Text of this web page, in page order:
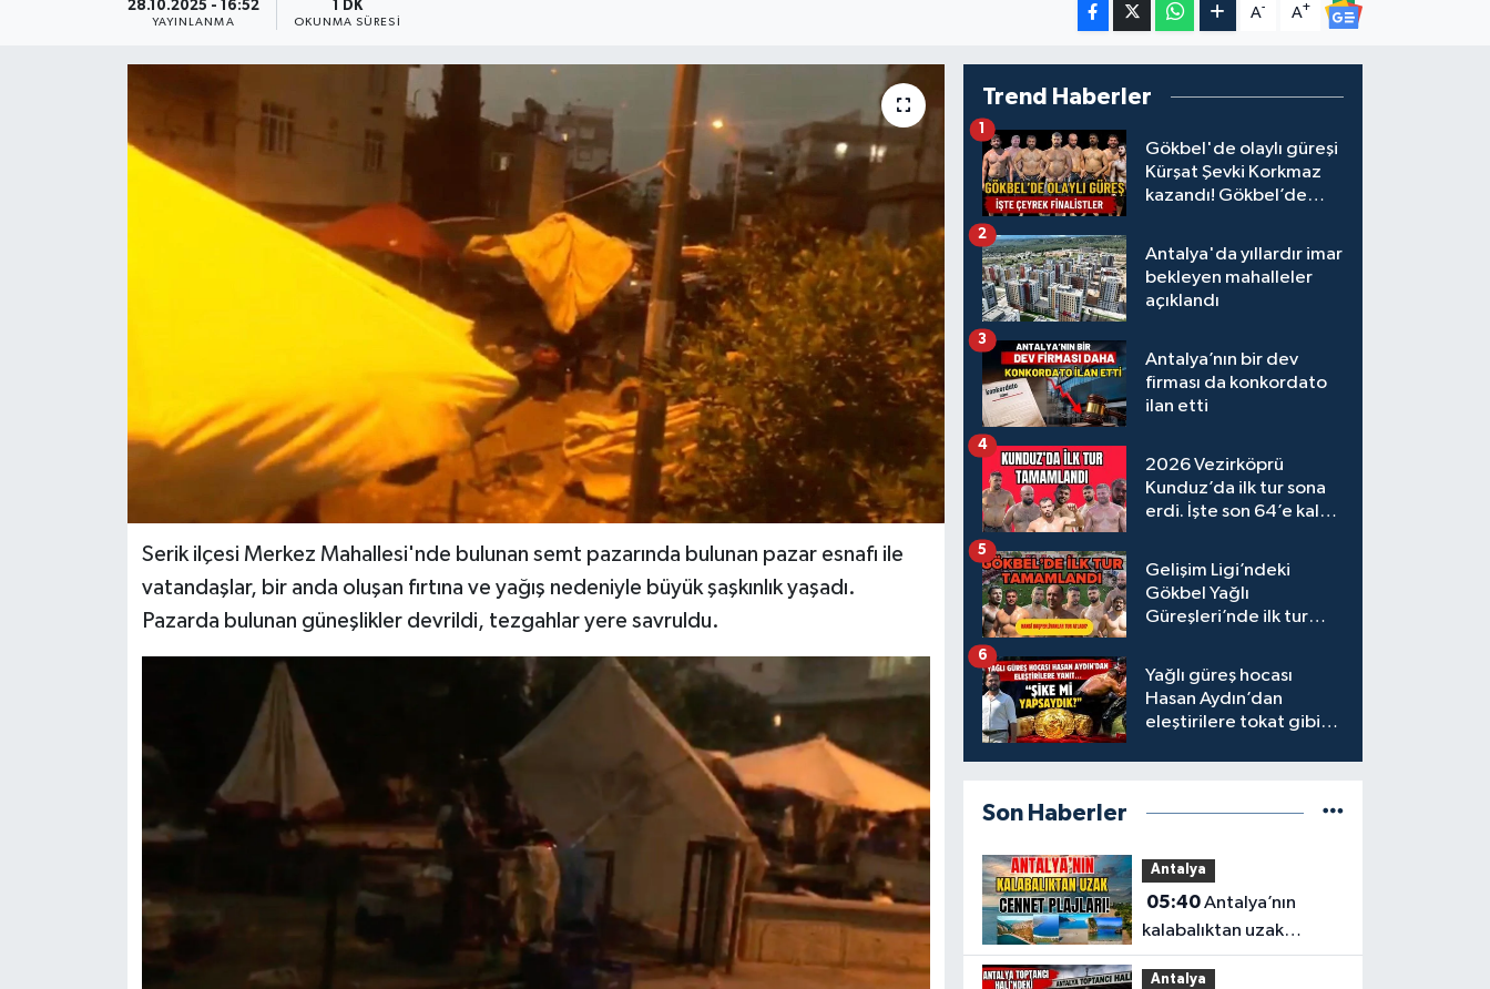
28.10.2025 - 16:52
YAYINLANMA
1 DK
OKUNMA SÜRESI
A- A+
Serik ilçesi Merkez Mahallesi'nde bulunan semt pazarında bulunan pazar esnafı ile
vatandaşlar, bir anda oluşan fırtına ve yağış nedeniyle büyük şaşkınlık yaşadı.
Pazarda bulunan güneşlikler devrildi, tezgahlar yere savruldu.
Trend Haberler
Gökbel'de olaylı güreşi
Kürşat Şevki Korkmaz
kazandı! Gökbel’de
Gürbüz elendi!
1
Antalya'da yıllardır imar
bekleyen mahalleler
açıklandı
2
Antalya’nın bir dev
firması da konkordato
ilan etti
3
2026 Vezirköprü
Kunduz’da ilk tur sona
erdi. İşte son 64’e kalan
4
Gelişim Ligi’ndeki
Gökbel Yağlı
Güreşleri’nde ilk tur
5
Yağlı güreş hocası
Hasan Aydın’dan
eleştirilere tokat gibi
6
Son Haberler
Antalya
05:40Antalya’nın
kalabalıktan uzak
cennet plajları!
Antalya
Magazin